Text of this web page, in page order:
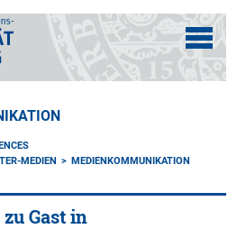
MEDIEN
MEDIENKOMMUNIKATION
Gast in